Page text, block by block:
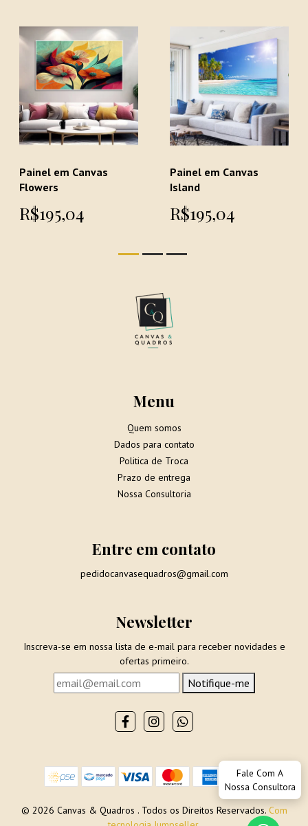
Painel em Canvas
Flowers
R$195,04
Painel em Canvas
Island
R$195,04
Menu
Quem somos
Dados para contato
Politica de Troca
Prazo de entrega
Nossa Consultoria
Entre em contato
pedidocanvasequadros@gmail.com
Newsletter
Inscreva-se em nossa lista de e-mail para receber novidades e
ofertas primeiro.
Notifique-me
© 2026 Canvas & Quadros . Todos os Direitos Reservados. Com
Fale Com A
Nossa Consultora